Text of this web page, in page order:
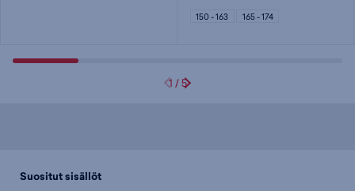
150 - 163 165 - 174
1 /5
Suositut sisällöt